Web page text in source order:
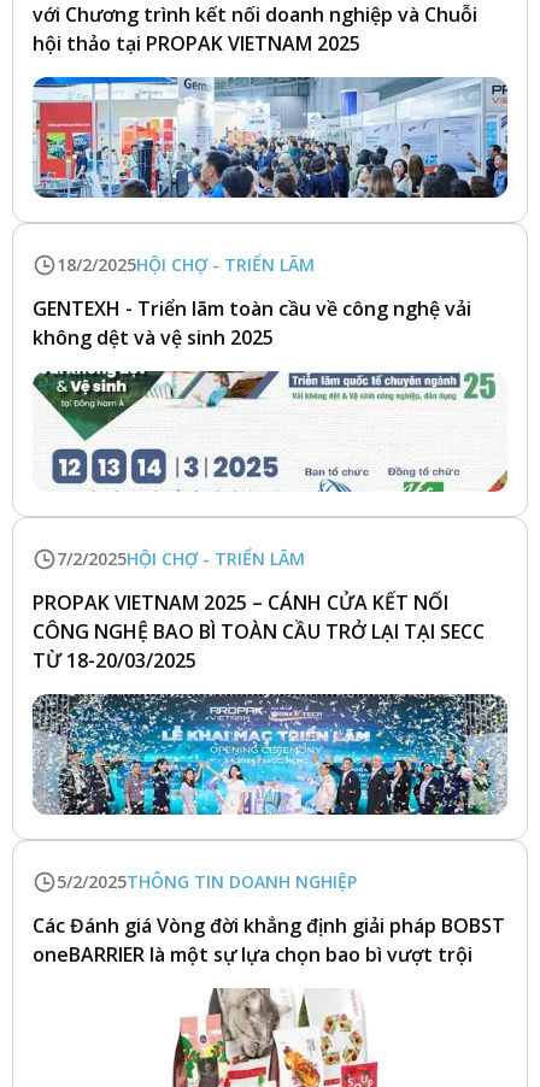
với Chương trình kết nối doanh nghiệp và Chuỗi
hội thảo tại PROPAK VIETNAM 2025
18/2/2025HỘI CHỢ - TRIỂN LÃM
GENTEXH - Triển lãm toàn cầu về công nghệ vải
không dệt và vệ sinh 2025
7/2/2025HỘI CHỢ - TRIỂN LÃM
PROPAK VIETNAM 2025 – CÁNH CỬA KẾT NỐI
CÔNG NGHỆ BAO BÌ TOÀN CẦU TRỞ LẠI TẠI SECC
TỪ 18-20/03/2025
5/2/2025THÔNG TIN DOANH NGHIỆP
Các Đánh giá Vòng đời khẳng định giải pháp BOBST
oneBARRIER là một sự lựa chọn bao bì vượt trội